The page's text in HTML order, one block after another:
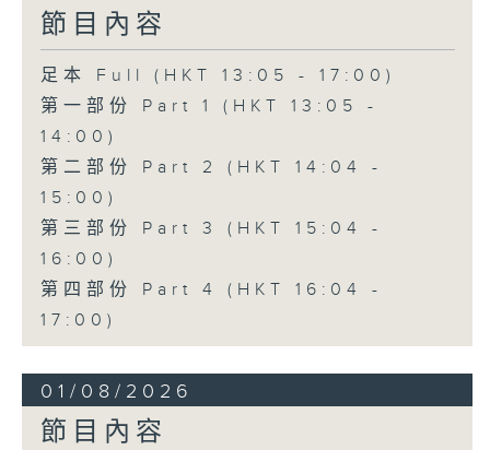
節目內容
足本 Full (HKT 13:05 - 17:00)
第一部份 Part 1 (HKT 13:05 -
14:00)
第二部份 Part 2 (HKT 14:04 -
15:00)
第三部份 Part 3 (HKT 15:04 -
16:00)
第四部份 Part 4 (HKT 16:04 -
17:00)
01/08/2026
節目內容